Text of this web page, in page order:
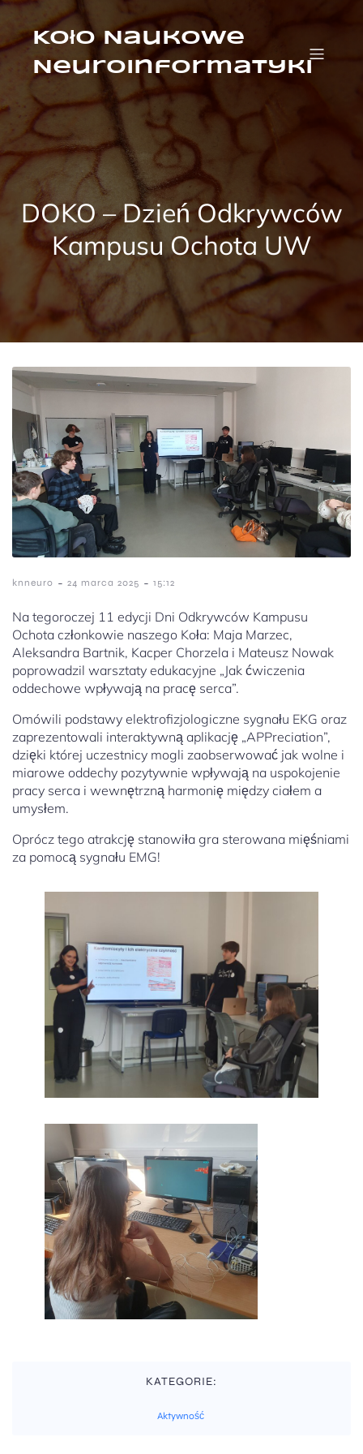
Przejdź
treściKoło Naukowe
Neuroinformatyki
DOKO – Dzień Odkrywców
Kampusu Ochota UW
knneuro - 24 marca 2025 - 15:12
Na tegoroczej 11 edycji Dni Odkrywców Kampusu
Ochota członkowie naszego Koła: Maja Marzec,
Aleksandra Bartnik, Kacper Chorzela i Mateusz Nowak
poprowadzil warsztaty edukacyjne „Jak ćwiczenia
oddechowe wpływają na pracę serca”.
Omówili podstawy elektrofizjologiczne sygnału EKG oraz
zaprezentowali interaktywną aplikację „APPreciation”,
dzięki której uczestnicy mogli zaobserwować jak wolne i
miarowe oddechy pozytywnie wpływają na uspokojenie
pracy serca i wewnętrzną harmonię między ciałem a
umysłem.
Oprócz tego atrakcję stanowiła gra sterowana mięśniami
za pomocą sygnału EMG!
KATEGORIE:
Aktywność